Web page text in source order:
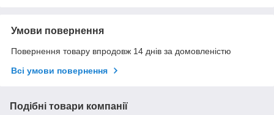
Умови повернення
Повернення товару впродовж 14 днів за домовленістю
Всі умови повернення
Подібні товари компанії